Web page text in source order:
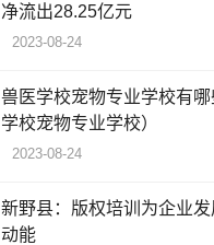
净流出28.25亿元
2023-08-24
兽医学校宠物专业学校有
学校宠物专业学校）
2023-08-24
新野县：版权培训为企业
动能